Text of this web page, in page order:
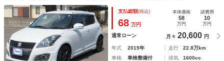
支払総額(税込)
68 万円
本体価格
58
万円
諸費用
10
万円
通常ローン 月々 20,600 円
年式 2015年 走行
22.8万km
車検
車検整備付 排気
1600cc